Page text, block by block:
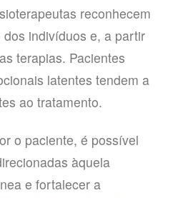
reconhecem
indivíduos e, a partir
terapias. Pacientes
latentes tendem a
ao tratamento.
o paciente, é possível
àquela
e fortalecer a